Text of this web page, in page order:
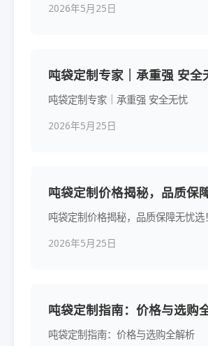
2026年5月25日
吨袋定制专家｜承重强 安全
吨袋定制专家｜承重强 安全无忧
2026年5月25日
吨袋定制价格揭秘，品质保
吨袋定制价格揭秘，品质保障无忧选！
2026年5月25日
吨袋定制指南：价格与选购
吨袋定制指南：价格与选购全解析